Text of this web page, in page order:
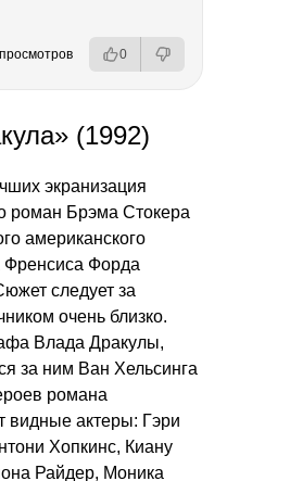
0
(1992)
экранизация
роман Брэма Стокера
американского
Френсиса Форда
следует за
очень близко.
Влада Дракулы,
за ним Ван Хельсинга
романа
видные актеры: Гэри
Хопкинс, Киану
Райдер, Моника